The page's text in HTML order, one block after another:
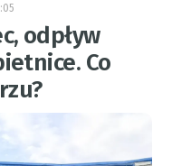
odpływ
Co